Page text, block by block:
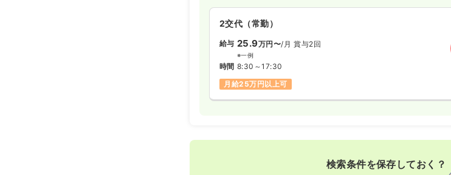
2交代（常勤）
給与 25.9万円〜/月 賞与2回
※一例
時間 8:30～17:30
月給25万円以上可
検索条件を保存しておく？